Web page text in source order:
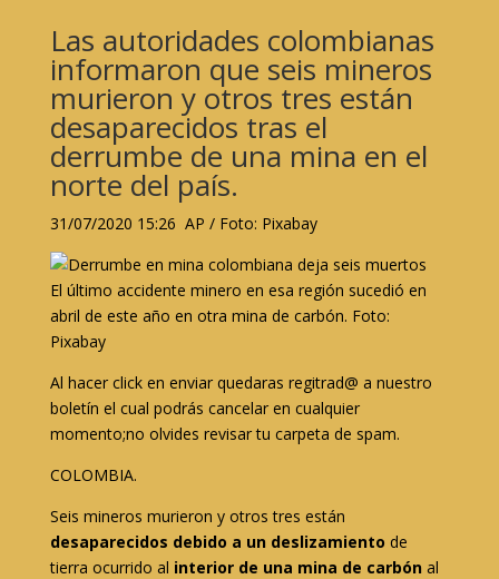
Las autoridades colombianas
informaron que seis mineros
murieron y otros tres están
desaparecidos tras el
derrumbe de una mina en el
norte del país.
31/07/2020 15:26 AP / Foto: Pixabay
El último accidente minero en esa región sucedió en
abril de este año en otra mina de carbón. Foto:
Pixabay
Al hacer click en enviar quedaras regitrad@ a nuestro
boletín el cual podrás cancelar en cualquier
momento;no olvides revisar tu carpeta de spam.
COLOMBIA.
Seis mineros murieron y otros tres están
desaparecidos debido a un deslizamiento de
tierra ocurrido al interior de una mina de carbónal